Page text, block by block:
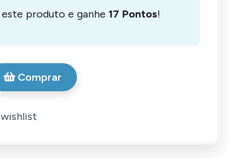
produto e ganhe17 Pontos!
Comprar